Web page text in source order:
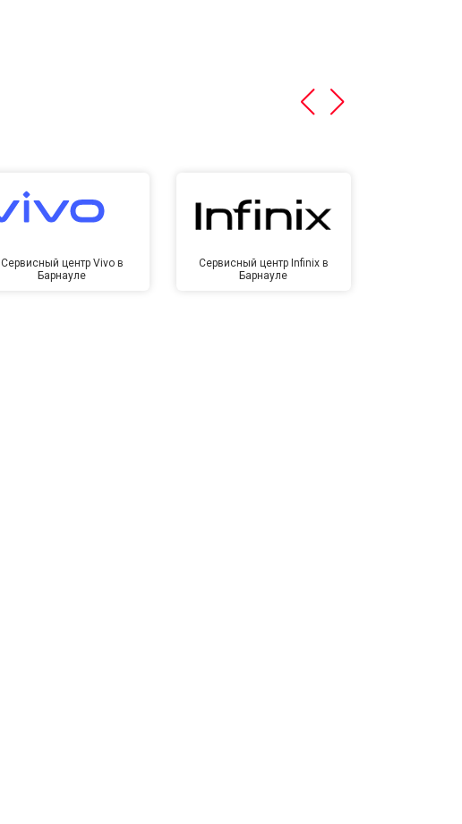
Сервисный центр Vivo в
Барнауле
Сервисный центр Infinix в
Барнауле